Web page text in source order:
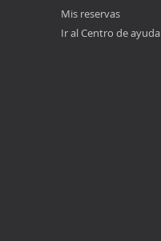
Mis reservas
Ir al Centro de ayuda